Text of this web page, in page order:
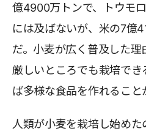
億4900万トンで、トウモ
には及ばないが、米の7億
だ。小麦が広く普及した
厳しいところでも栽培で
ば多様な食品を作れること
人類が小麦を栽培し始め